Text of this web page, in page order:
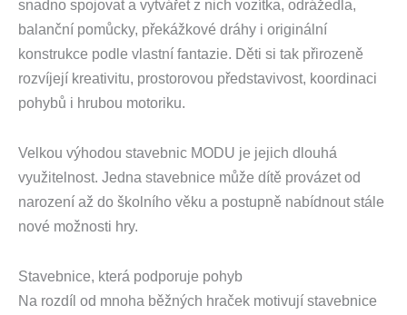
snadno spojovat a vytvářet z nich vozítka, odrážedla,
balanční pomůcky, překážkové dráhy i originální
konstrukce podle vlastní fantazie. Děti si tak přirozeně
rozvíjejí kreativitu, prostorovou představivost, koordinaci
pohybů i hrubou motoriku.
Velkou výhodou stavebnic MODU je jejich dlouhá
využitelnost. Jedna stavebnice může dítě provázet od
narození až do školního věku a postupně nabídnout stále
nové možnosti hry.
Stavebnice, která podporuje pohyb
Na rozdíl od mnoha běžných hraček motivují stavebnice